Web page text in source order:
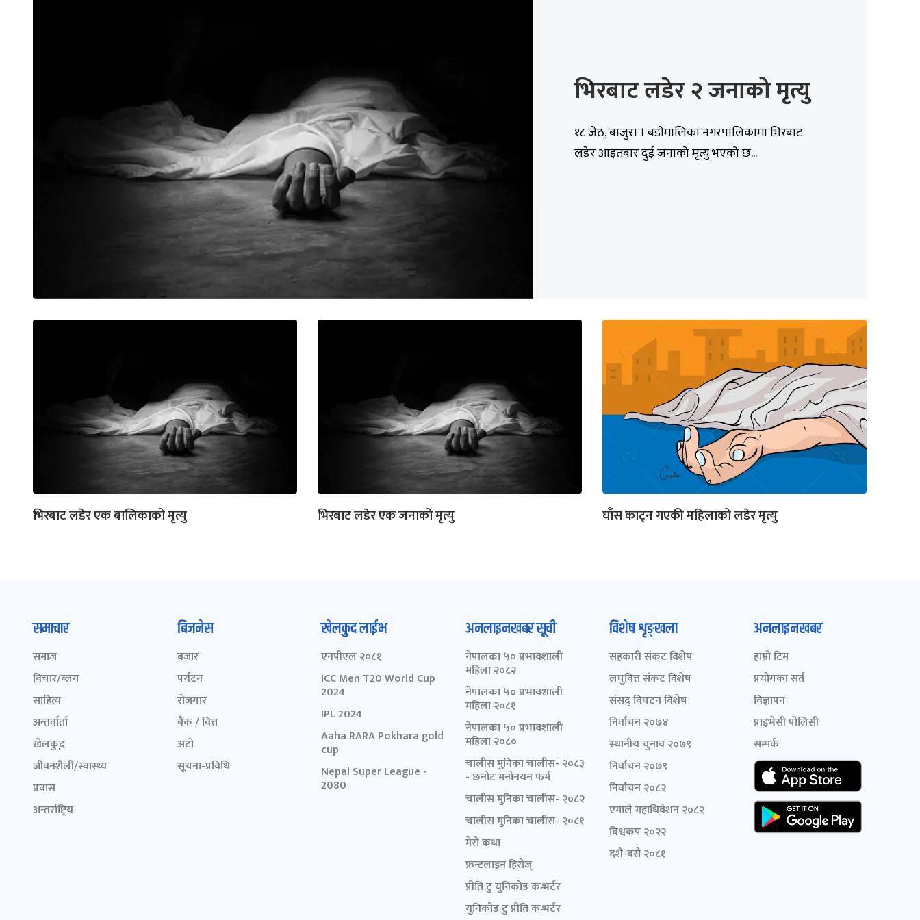
भिरबाट लडेर २ जनाको मृत्यु
१८ जेठ, बाजुरा । बडीमालिका नगरपालिकामा भिरबाट
लडेर आइतबार दुई जनाको मृत्यु भएको छ...
भिरबाट लडेर एक बालिकाको मृत्यु भिरबाट लडेर एक जनाको मृत्यु घाँस काट्न गएकी महिलाको लडेर मृत्यु
समाचार
समाज
विचार/ब्लग
साहित्य
अन्तर्वार्ता
खेलकुद़़
जीवनशैली/स्वास्थ्य
प्रवास
अन्तर्राष्ट्रिय
बिजनेस
बजार
पर्यटन
रोजगार
बैंक / वित्त
अटो
सूचना-प्रविधि
खेलकुद लाईभ
एनपीएल २०८१
ICC Men T20 World Cup
2024
IPL 2024
Aaha RARA Pokhara gold
cup
Nepal Super League -
2080
अनलाइनखबर सूची
नेपालका ५० प्रभावशाली
महिला २०८२
नेपालका ५० प्रभावशाली
महिला २०८१
नेपालका ५० प्रभावशाली
महिला २०८०
चालीस मुनिका चालीस- २०८३
- छनोट मनोनयन फर्म
चालीस मुनिका चालीस- २०८२
चालीस मुनिका चालीस- २०८१
मेरो कथा
फ्रन्टलाइन हिरोज्
प्रीति टु युनिकोड कन्भर्टर
युनिकोड टु प्रीति कन्भर्टर
विशेष शृङ्खला
सहकारी संकट विशेष
लघुवित्त संकट विशेष
संसद् विघटन विशेष
निर्वाचन २०७४
स्थानीय चुनाव २०७९
निर्वाचन २०७९
निर्वाचन २०८२
एमाले महाधिवेशन २०८२
विश्वकप २०२२
दशैं-बसैं २०८१
अनलाइनखबर
हाम्रो टिम
प्रयोगका सर्त
विज्ञापन
प्राइभेसी पोलिसी
सम्पर्क